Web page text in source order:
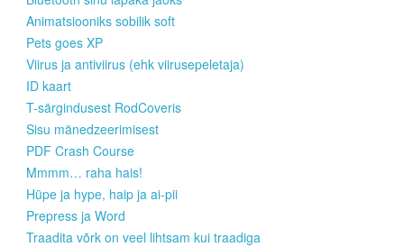
Animatsiooniks sobilik soft
Pets goes XP
Viirus ja antiviirus (ehk viirusepeletaja)
ID kaart
T-särgindusest RodCoveris
Sisu mänedzeerimisest
PDF Crash Course
Mmmm… raha hais!
Hüpe ja hype, haip ja ai-pii
Prepress ja Word
Traadita võrk on veel lihtsam kui traadiga